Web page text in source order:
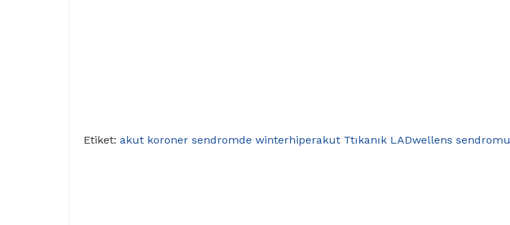
Etiket: akut koroner sendromde winterhiperakut Ttıkanık LADwellens sendromu